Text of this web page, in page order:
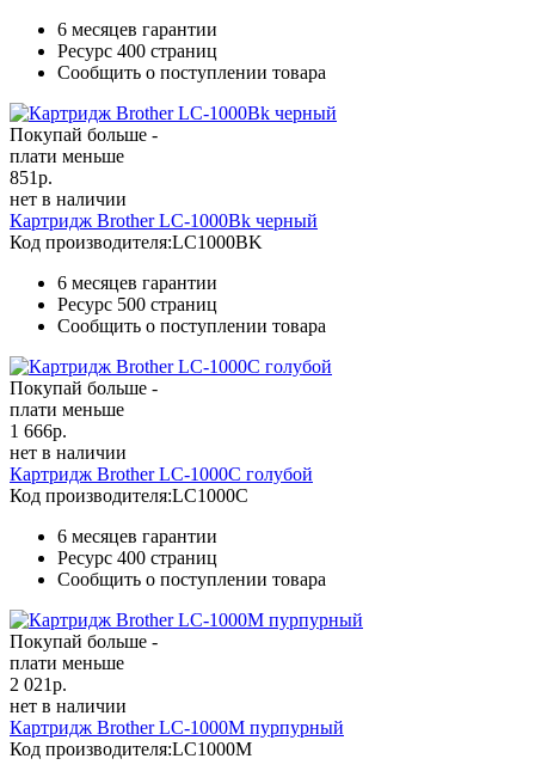
6 месяцев гарантии
Ресурс 400 страниц
Сообщить о поступлении товара
Покупай больше -
плати меньше
851р.
нет в наличии
Картридж Brother LC-1000Bk черный
Код производителя:LC1000BK
6 месяцев гарантии
Ресурс 500 страниц
Сообщить о поступлении товара
Покупай больше -
плати меньше
1 666р.
нет в наличии
Картридж Brother LC-1000C голубой
Код производителя:LC1000C
6 месяцев гарантии
Ресурс 400 страниц
Сообщить о поступлении товара
Покупай больше -
плати меньше
2 021р.
нет в наличии
Картридж Brother LC-1000M пурпурный
Код производителя:LC1000M